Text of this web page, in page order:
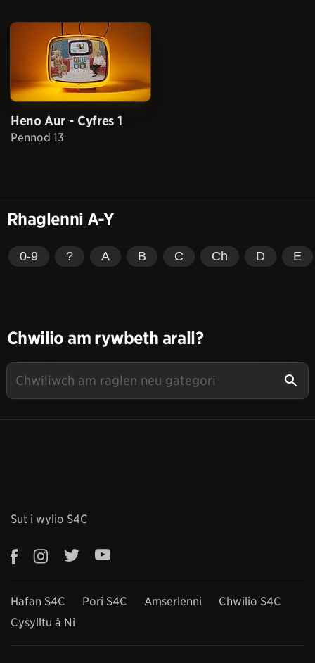
Heno Aur - Cyfres 1
Pennod 13
Rhaglenni A-Y
0-9 ? A B C Ch D E
Chwilio am rywbeth arall?
Sut i wylio S4C
Hafan S4C Pori S4C Amserlenni
Chwilio S4C
Cysylltu â Ni